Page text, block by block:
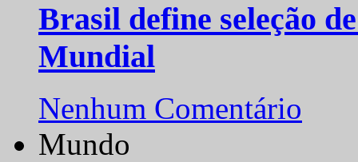
Brasil define seleção
Mundial
Nenhum Comentário
Mundo